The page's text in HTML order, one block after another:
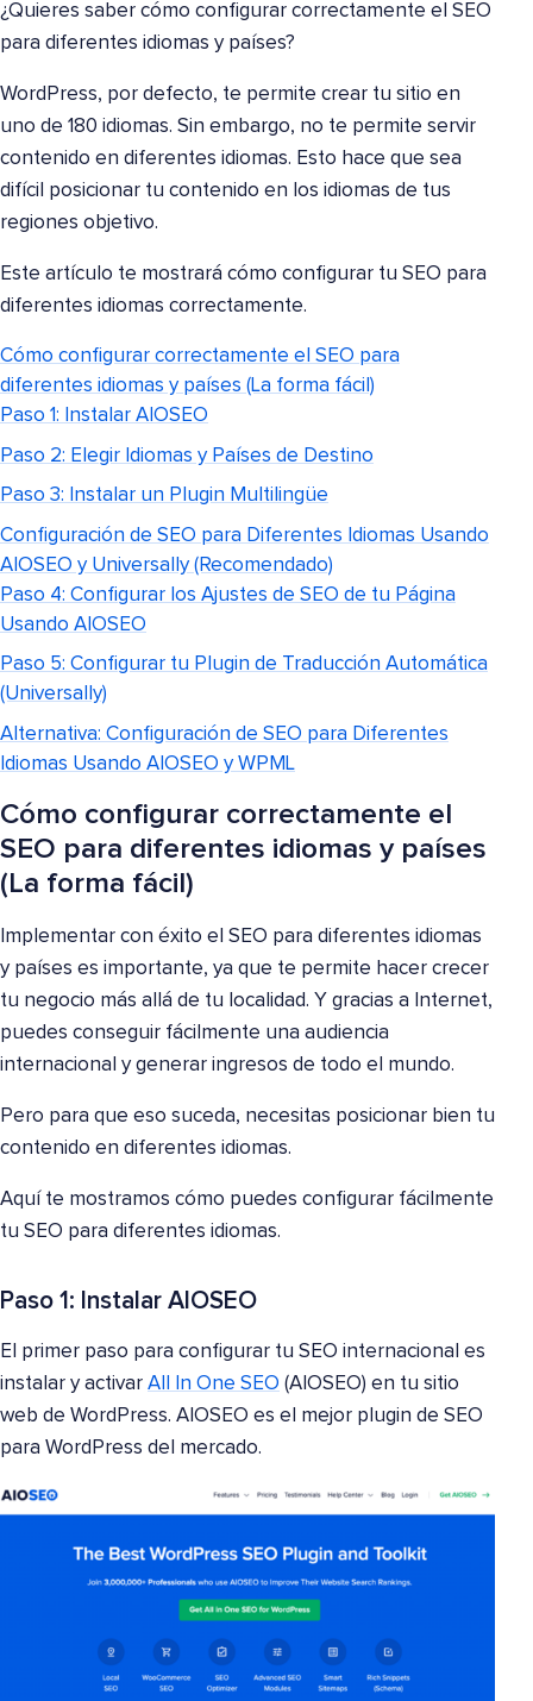
¿Quieres saber cómo configurar correctamente el SEO
para diferentes idiomas y países?
WordPress, por defecto, te permite crear tu sitio en
uno de 180 idiomas. Sin embargo, no te permite servir
contenido en diferentes idiomas. Esto hace que sea
difícil posicionar tu contenido en los idiomas de tus
regiones objetivo.
Este artículo te mostrará cómo configurar tu SEO para
diferentes idiomas correctamente.
Cómo configurar correctamente el SEO para
diferentes idiomas y países (La forma fácil)
Paso 1: Instalar AIOSEO
Paso 2: Elegir Idiomas y Países de Destino
Paso 3: Instalar un Plugin Multilingüe
Configuración de SEO para Diferentes Idiomas Usando
AIOSEO y Universally (Recomendado)
Paso 4: Configurar los Ajustes de SEO de tu Página
Usando AIOSEO
Paso 5: Configurar tu Plugin de Traducción Automática
(Universally)
Alternativa: Configuración de SEO para Diferentes
Idiomas Usando AIOSEO y WPML
Cómo configurar correctamente el
SEO para diferentes idiomas y países
(La forma fácil)
Implementar con éxito el SEO para diferentes idiomas
y países es importante, ya que te permite hacer crecer
tu negocio más allá de tu localidad. Y gracias a Internet,
puedes conseguir fácilmente una audiencia
internacional y generar ingresos de todo el mundo.
Pero para que eso suceda, necesitas posicionar bien tu
contenido en diferentes idiomas.
Aquí te mostramos cómo puedes configurar fácilmente
tu SEO para diferentes idiomas.
Paso 1: Instalar AIOSEO
El primer paso para configurar tu SEO internacional es
instalar y activar All In One SEO (AIOSEO) en tu sitio
web de WordPress. AIOSEO es el mejor plugin de SEO
para WordPress del mercado.